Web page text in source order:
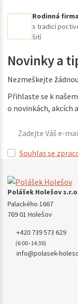
Rodinná
s tradicí
šití
Novinky a
Nezmeškejte
Přihlaste se k
o novinkách, akcích
Souhlas se
Polášek Holešov
Palackého 1667
769 01 Holešov
+420 739 573 629
(6:00–14:30)
info@polasek-